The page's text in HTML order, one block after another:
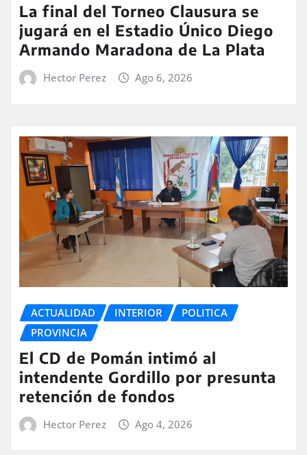
La final del Torneo Clausura se
jugará en el Estadio Único Diego
Armando Maradona de La Plata
Hector Perez Ago 6, 2026
ACTUALIDAD INTERIOR
POLITICA
PROVINCIA
El CD de Pomán intimó al
intendente Gordillo por presunta
retención de fondos
Hector Perez Ago 4, 2026